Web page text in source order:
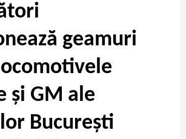
geamuri
și GM ale
București